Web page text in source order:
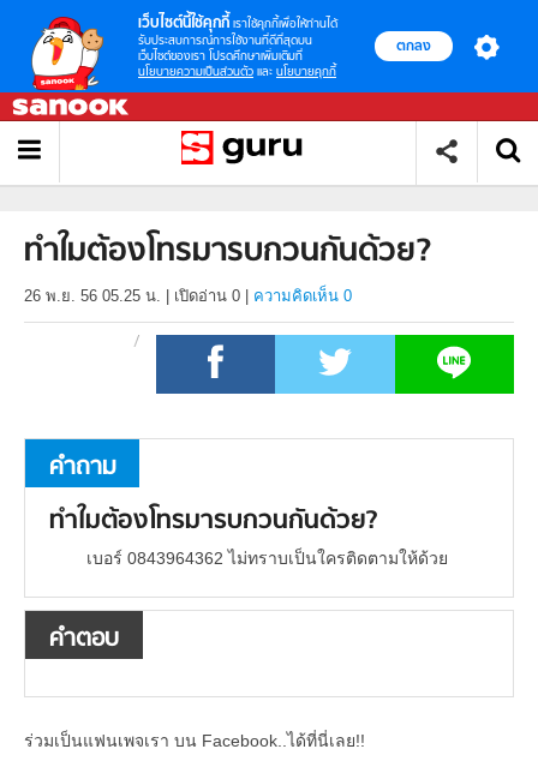
เว็บไซต์นี้ใช้คุกกี้ เราใช้คุกกี้เพื่อให้ท่านได้
รับประสบการณ์การใช้งานที่ดีที่สุดบน
เว็บไซต์ของเรา โปรดศึกษาเพิ่มเติมที่
นโยบายความเป็นส่วนตัว และ นโยบายคุกกี้
ตกลง
ทำใมต้องโทรมารบกวนกันด้วย?
26 พ.ย. 56 05.25 น. เปิดอ่าน 0 ความคิดเห็น 0
คำถาม
ทำใมต้องโทรมารบกวนกันด้วย?
เบอร์ 0843964362 ไม่ทราบเป็นใครติดตามให้ด้วย
คำตอบ
ร่วมเป็นแฟนเพจเรา บน Facebook..ได้ที่นี่เลย!!